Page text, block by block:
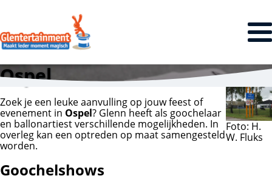
Ospel
Zoek je een leuke aanvulling op jouw feest of
evenement in Ospel? Glenn heeft als goochelaar
en ballonartiest verschillende mogelijkheden. In
overleg kan een optreden op maat samengesteld
worden.
Goochelshows
Foto: H.
W. Fluks